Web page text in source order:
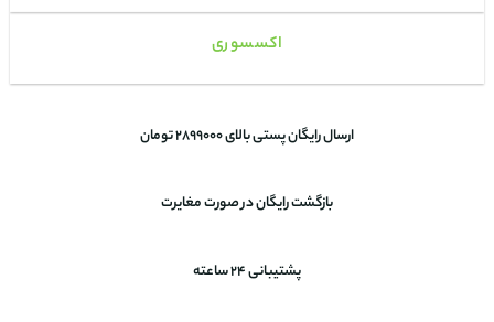
اکسسوری
ارسال رایگان پستی بالای 2899000 تومان
بازگشت رایگان در صورت مغایرت
پشتیبانی 24 ساعته